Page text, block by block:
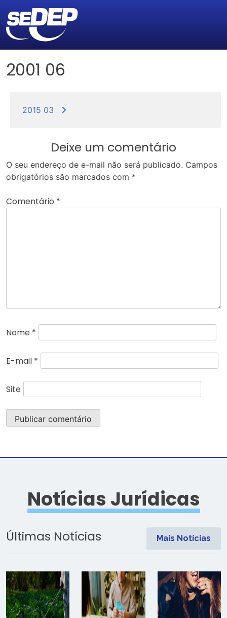
2001 06
2015 03
Deixe um comentário
O seu endereço de e-mail não será publicado. Campos
obrigatórios são marcados com *
Comentário *
Nome *
E-mail *
Site
Notícias Jurídicas
Últimas Notícias Mais Notícias